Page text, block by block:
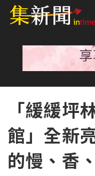
「緩緩坪
館」全新
的慢、香